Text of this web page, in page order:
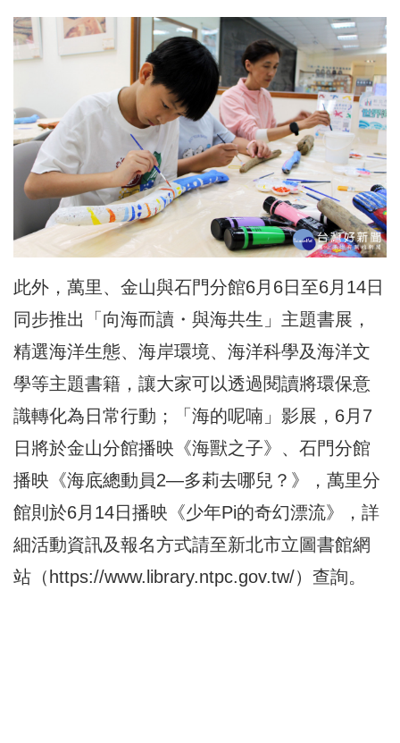
此外，萬里、金山與石門分館6月6日至6月14日
同步推出「向海而讀・與海共生」主題書展，
精選海洋生態、海岸環境、海洋科學及海洋文
學等主題書籍，讓大家可以透過閱讀將環保意
識轉化為日常行動；「海的呢喃」影展，6月7
日將於金山分館播映《海獸之子》、石門分館
播映《海底總動員2—多莉去哪兒？》，萬里分
館則於6月14日播映《少年Pi的奇幻漂流》，詳
細活動資訊及報名方式請至新北市立圖書館網
站（ https://www.library.ntpc.gov.tw/）查詢。